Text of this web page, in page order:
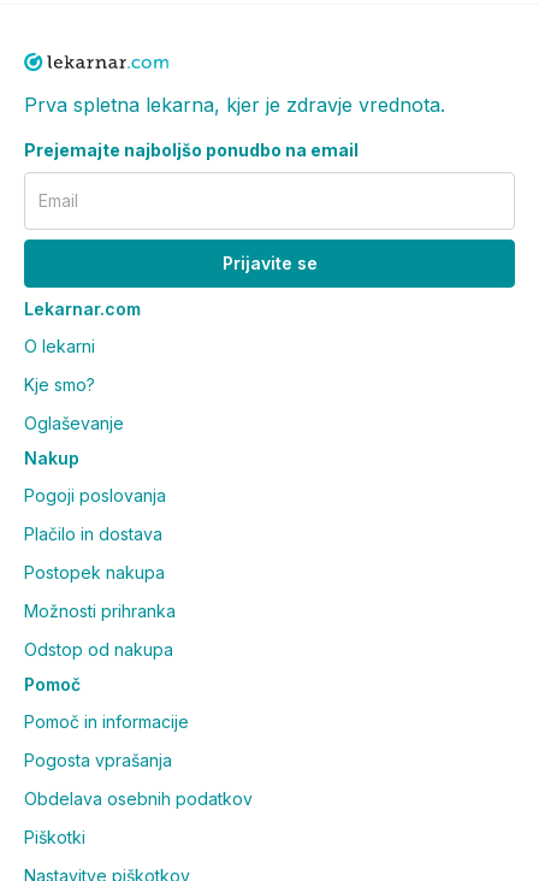
Prva spletna lekarna, kjer je zdravje vrednota.
Prejemajte najboljšo ponudbo na email
Email
Prijavite se
Lekarnar.com
O lekarni
Kje smo?
Oglaševanje
Nakup
Pogoji poslovanja
Plačilo in dostava
Postopek nakupa
Možnosti prihranka
Odstop od nakupa
Pomoč
Pomoč in informacije
Pogosta vprašanja
Obdelava osebnih podatkov
Piškotki
Nastavitve piškotkov